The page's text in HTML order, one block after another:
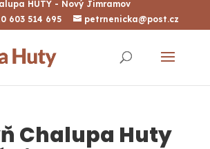
HUTY - Nový Jimramov
603 514 695
petrnenicka@post.cz
Chalupa Huty